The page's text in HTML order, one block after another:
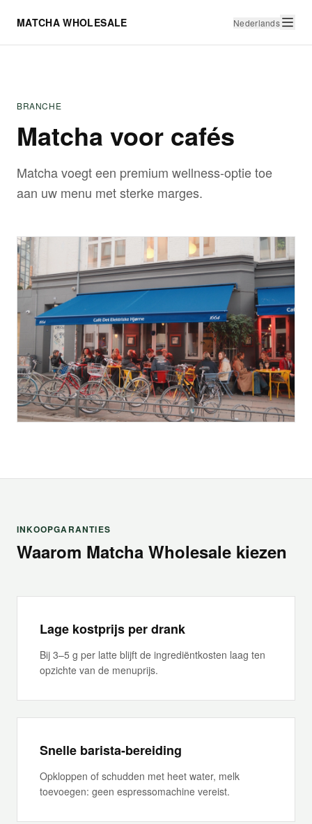
MATCHA WHOLESALE Nederlands
BRANCHE
Matcha voor cafés
Matcha voegt een premium wellness-optie toe
aan uw menu met sterke marges.
INKOOPGARANTIES
Waarom Matcha Wholesale kiezen
Lage kostprijs per drank
Bij 3–5 g per latte blijft de ingrediëntkosten laag ten
opzichte van de menuprijs.
Snelle barista-bereiding
Opkloppen of schudden met heet water, melk
toevoegen: geen espressomachine vereist.